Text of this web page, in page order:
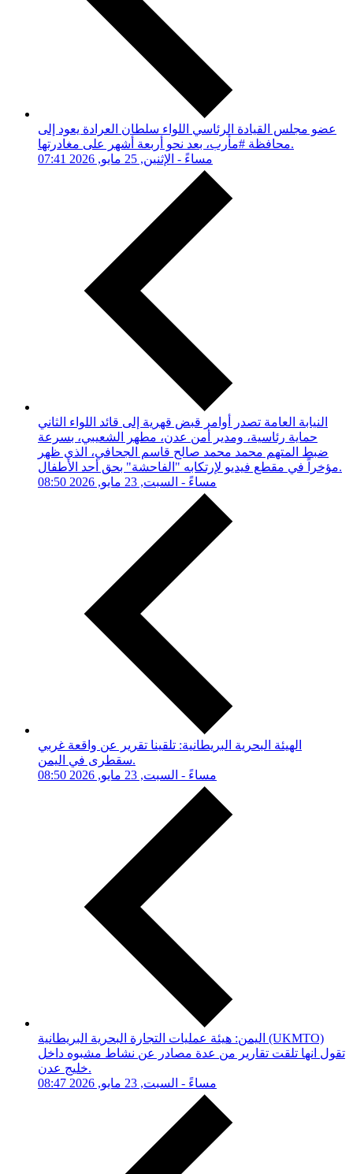
عضو مجلس القيادة الرئاسي اللواء سلطان العرادة يعود إلى
محافظة #مأرب، بعد نحو أربعة أشهر على مغادرتها.
07:41 مساءً - الإثنين, 25 مايو, 2026
النيابة العامة تصدر أوامر قبض قهرية إلى قائد اللواء الثاني
حماية رئاسية، ومدير أمن عدن، مطهر الشعيبي، بسرعة
ضبط المتهم محمد محمد صالح قاسم الجحافي، الذي ظهر
مؤخراً في مقطع فيديو لإرتكابه "الفاحشة" بحق أحد الأطفال.
08:50 مساءً - السبت, 23 مايو, 2026
‏الهيئة البحرية البريطانية: تلقينا تقرير عن واقعة غربي
سقطرى في اليمن.
08:50 مساءً - السبت, 23 مايو, 2026
اليمن: هيئة عمليات التجارة البحرية البريطانية (UKMTO)
تقول انها تلقت تقارير من عدة مصادر عن نشاط مشبوه داخل
خليج عدن.
08:47 مساءً - السبت, 23 مايو, 2026